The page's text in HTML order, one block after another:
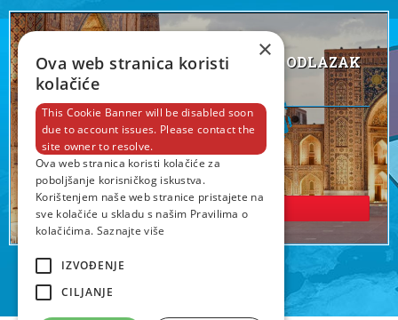
TURKMENISTAN & UZBEKISTAN - ODLAZAK
U SAMO SRCE PUTA SVILE
10 dana
16.10 - 25.10.2026
1.660,00 € / osobi
×
Ova web stranica koristi
kolačiće
This Cookie Banner will be disabled soon
due to account issues. Please contact the
site owner to resolve.
Ova web stranica koristi kolačiće za
poboljšanje korisničkog iskustva.
Korištenjem naše web stranice pristajete na
sve kolačiće u skladu s našim Pravilima o
kolačićima. Saznajte više
IZVOĐENJE
CILJANJE